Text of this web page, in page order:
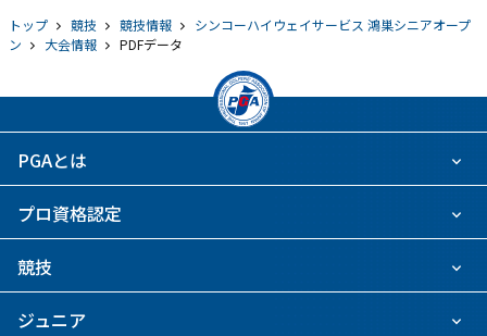
トップ 競技 競技情報
シンコーハイウェイサービス 鴻巣シニアオープ
ン
大会情報 PDFデータ
PGAとは
プロ資格認定
競技
ジュニア